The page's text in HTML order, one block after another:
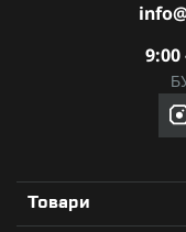
9:00
Товари